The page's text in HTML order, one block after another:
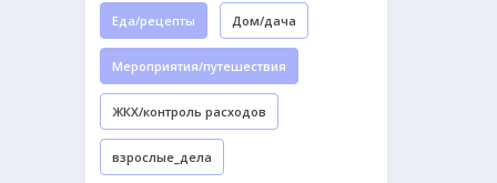
Еда/рецепты Дом/дача
Мероприятия/путешествия
ЖКХ/контроль расходов
взрослые_дела